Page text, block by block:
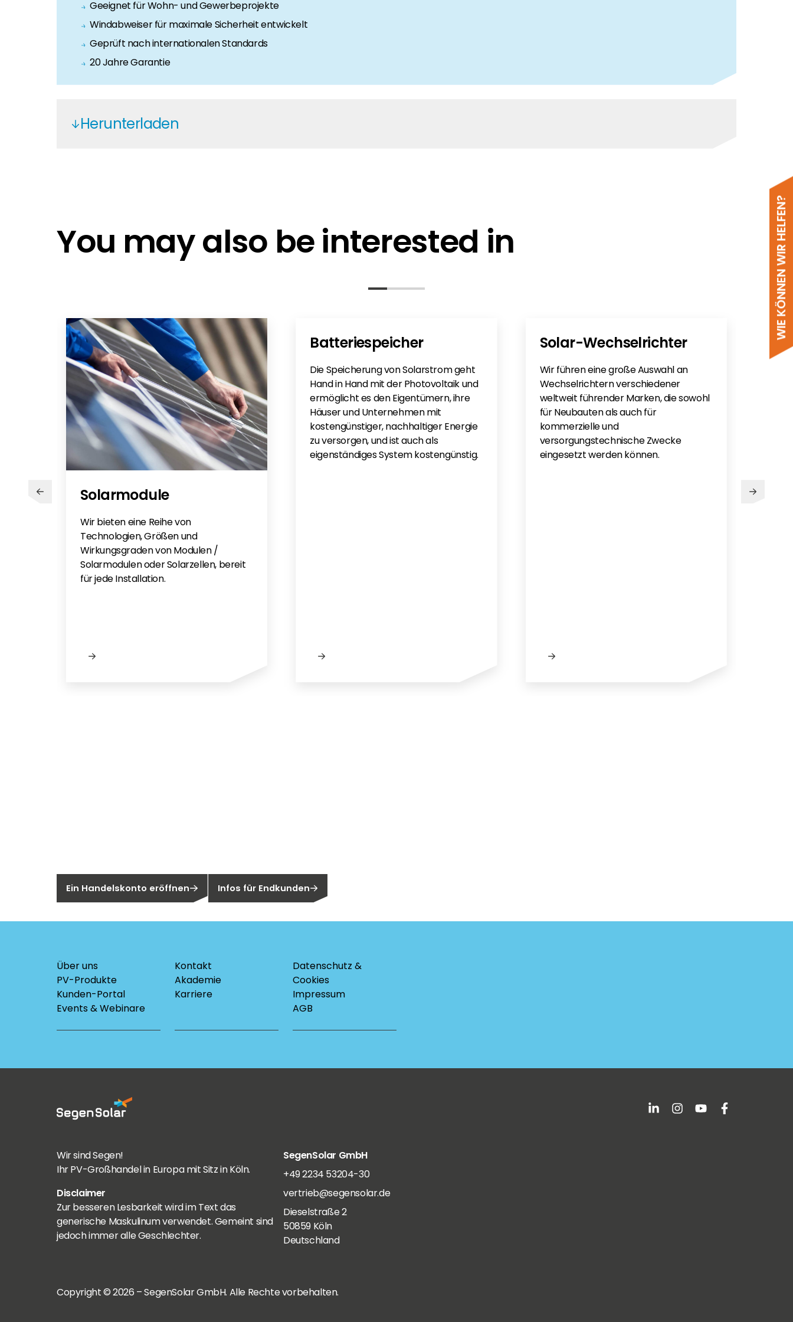
WIE KÖNNEN WIR HELFEN?
Geeignet für Wohn- und Gewerbeprojekte
Windabweiser für maximale Sicherheit entwickelt
Geprüft nach internationalen Standards
20 Jahre Garantie
Herunterladen
FlatFix Fusion
You may also be interested in
Solarmodule
Wir bieten eine Reihe von
Technologien, Größen und
Wirkungsgraden von Modulen /
Solarmodulen oder Solarzellen, bereit
für jede Installation.
Batteriespeicher
Die Speicherung von Solarstrom geht
Hand in Hand mit der Photovoltaik und
ermöglicht es den Eigentümern, ihre
Häuser und Unternehmen mit
kostengünstiger, nachhaltiger Energie
zu versorgen, und ist auch als
eigenständiges System kostengünstig.
Solar-Wechselrichter
Wir führen eine große Auswahl an
Wechselrichtern verschiedener
weltweit führender Marken, die sowohl
für Neubauten als auch für
kommerzielle und
versorgungstechnische Zwecke
eingesetzt werden können.
Ein Handelskonto eröffnen Infos für Endkunden
Über uns
PV-Produkte
Kunden-Portal
Events & Webinare
Kontakt
Akademie
Karriere
Datenschutz &
Cookies
Impressum
AGB
Wir sind Segen!
Ihr PV-Großhandel in Europa mit Sitz in Köln.
Disclaimer
Zur besseren Lesbarkeit wird im Text das
generische Maskulinum verwendet. Gemeint sind
jedoch immer alle Geschlechter.
SegenSolar GmbH
+49 2234 53204-30
vertrieb@segensolar.de
Dieselstraße 2
50859 Köln
Deutschland
Copyright © 2026 – SegenSolar GmbH. Alle Rechte vorbehalten.